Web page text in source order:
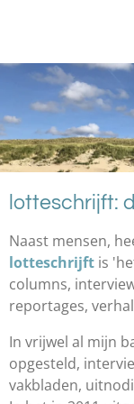
naar
hoofdinhoud
lotteschrijft:
Naast mensen,
lotteschrijft is
columns,
reportages,
In vrijwel al mijn
opgesteld,
vakbladen,